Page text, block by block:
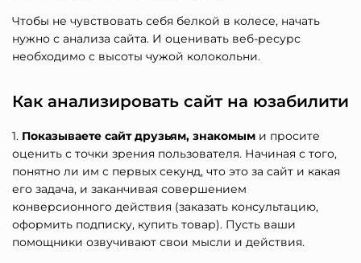
Чтобы не чувствовать себя белкой в колесе, начать
нужно с анализа сайта. И оценивать веб-ресурс
необходимо с высоты чужой колокольни.
Как анализировать сайт на юзабилити
1. Показываете сайт друзьям, знакомым и просите
оценить с точки зрения пользователя. Начиная с того,
понятно ли им с первых секунд, что это за сайт и какая
его задача, и заканчивая совершением
конверсионного действия (заказать консультацию,
оформить подписку, купить товар). Пусть ваши
помощники озвучивают свои мысли и действия.